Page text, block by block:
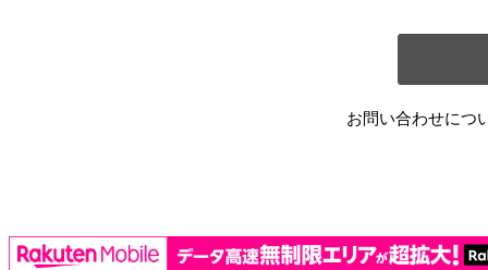
お問い合わせにつ